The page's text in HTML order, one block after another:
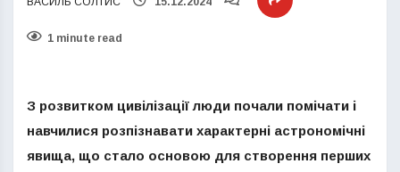
1 minute read
З розвитком цивілізації люди почали помічати і
навчилися розпізнавати характерні астрономічні
явища, що стало основою для створення перших